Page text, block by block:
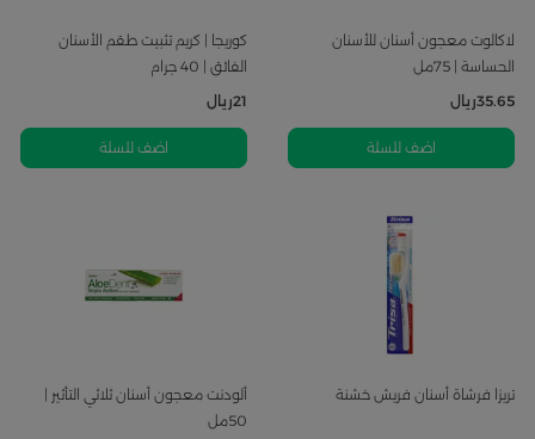
لاكالوت معجون أسنان للأسنان
الحساسة | 75مل
35.65ريال
اضف للسلة
كوريجا | كريم تثبيت طقم الأسنان
الفائق | 40 جرام
21ريال
اضف للسلة
تريزا فرشاة أسنان فريش خشنة
ألودنت معجون أسنان ثلاثي التأثير |
50مل